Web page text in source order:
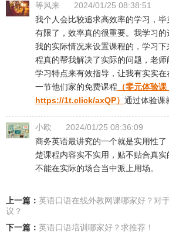
等风来
2024/01/25 08:38:51
我个人会比较追求高效率的学习，
有限了，效率真的很重要。我学习
我的实际情况来设置课程的，学习
程真的帮我解决了实际的问题，老
学习特点来有效指导，让我有实实
一节他们家的免费课程 （零元体验课
https://1t.click/axQP） 通过体验课
小欧
2024/01/25 08:36:09
商务英语最讲究的一个就是实用性
楚课程内容实不实用，贴不贴合真
不能在实际的场合当中派上用场。
上一篇： 英语口语在线外教网课哪家好？对
议？
下一篇： 英语口语培训哪家好？求推荐！